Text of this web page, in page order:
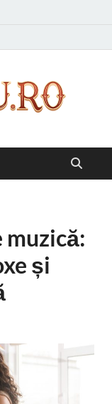
ta mai
muzică:
și